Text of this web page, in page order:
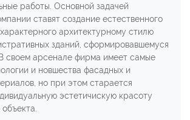
работы. Основной задачей
ставят создание естественного
архитектурному стилю
зданий, сформировавшемуся
своем арсенале фирма имеет самые
и новшества фасадных и
но при этом старается
эстетичискую красоту